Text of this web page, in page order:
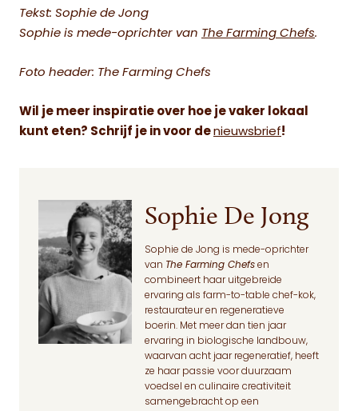
Tekst: Sophie de Jong
Sophie is mede-oprichter van The Farming Chefs.
Foto header: The Farming Chefs
Wil je meer inspiratie over hoe je vaker lokaal
kunt eten? Schrijf je in voor de nieuwsbrief!
Sophie De Jong
Sophie de Jong is mede-oprichter
van The Farming Chefs en
combineert haar uitgebreide
ervaring als farm-to-table chef-kok,
restaurateur en regeneratieve
boerin. Met meer dan tien jaar
ervaring in biologische landbouw,
waarvan acht jaar regeneratief, heeft
ze haar passie voor duurzaam
voedsel en culinaire creativiteit
samengebracht op een